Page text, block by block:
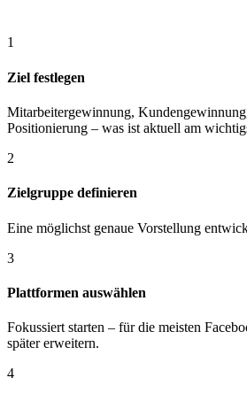
1
Ziel festlegen
Mitarbeitergewinnung,
Positionierung – was ist aktuell am
2
Zielgruppe definieren
Eine möglichst genaue Vorstellung
3
Plattformen auswählen
Fokussiert starten – für die meisten
später erweitern.
4